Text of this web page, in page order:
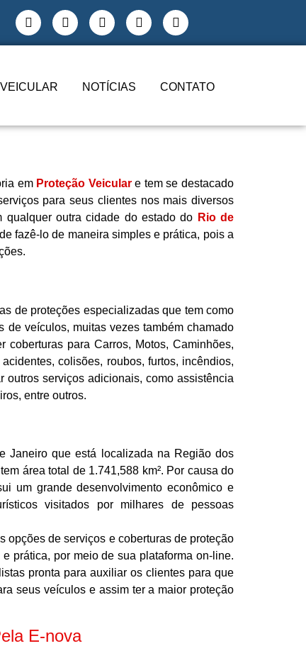
NOTÍCIAS CONTATO
em Proteção Veiculare tem se destacado
para seus clientes nos mais diversos
qualquer outra cidade do estado do Rio de
fazê-lo de maneira simples e prática, pois a
de proteções especializadas que tem como
de veículos, muitas vezes também chamado
para Carros, Motos, Caminhões,
colisões, roubos, furtos, incêndios,
outros serviços adicionais, como assistência
entre outros.
Janeiro que está localizada na Região dos
área total de 1.741,588 km². Por causa do
um grande desenvolvimento econômico e
visitados por milhares de pessoas
opções de serviços e coberturas de proteção
prática, por meio de sua plataforma on-line.
pronta para auxiliar os clientes para que
seus veículos e assim ter a maior proteção
E-nova